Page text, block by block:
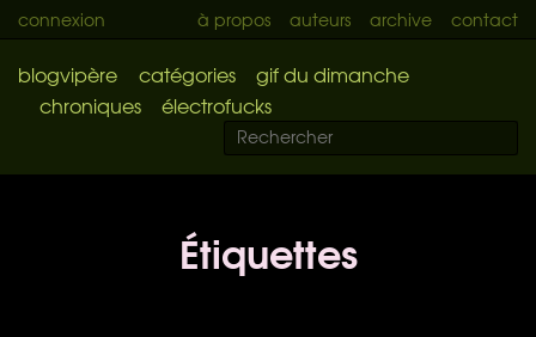
connexion à propos auteurs archive contact
blogvipère catégories
gif du dimanche
chroniques
électrofucks
Étiquettes